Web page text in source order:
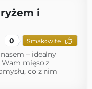
i
0 Smakowite
– idealny
Wam mięso z
co z nim